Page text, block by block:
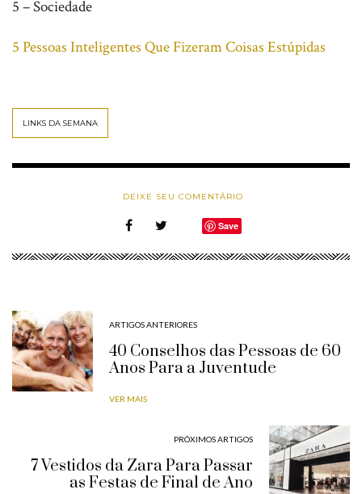
5 – Sociedade
5 Pessoas Inteligentes Que Fizeram Coisas Estúpidas
LINKS DA SEMANA
DEIXE SEU COMENTÁRIO
Save
ARTIGOS ANTERIORES
40 Conselhos das Pessoas de 60
Anos Para a Juventude
VER MAIS
PRÓXIMOS ARTIGOS
7 Vestidos da Zara Para Passar
as Festas de Final de Ano